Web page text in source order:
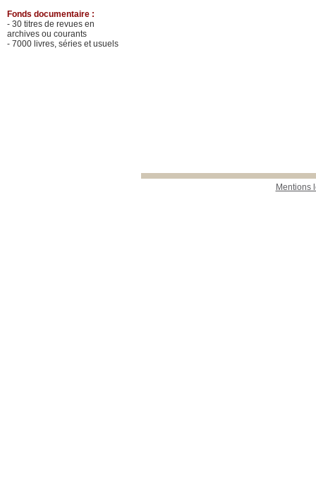
Mentions
Fonds documentaire :
- 30 titres de revues en
archives ou courants
- 7000 livres, séries et usuels